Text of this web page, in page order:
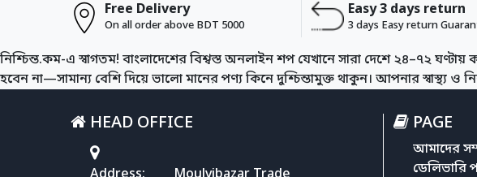
Free Delivery
On all order above BDT 5000
Easy 3 days return
3 days Easy return
নিশ্চিন্ত.কম-এ স্বাগতম! বাংলাদেশের বিশ্বস্ত অনলাইন শপ যেখানে সারা দেশে ২৪–৭২
হবেন না—সামান্য বেশি দিয়ে ভালো মানের পণ্য কিনে দুশ্চিন্তামুক্ত থাকুন। আপনার স্বাস্থ্য ও
HEAD OFFICE PAGE
আমাদের
ডেলিভারি